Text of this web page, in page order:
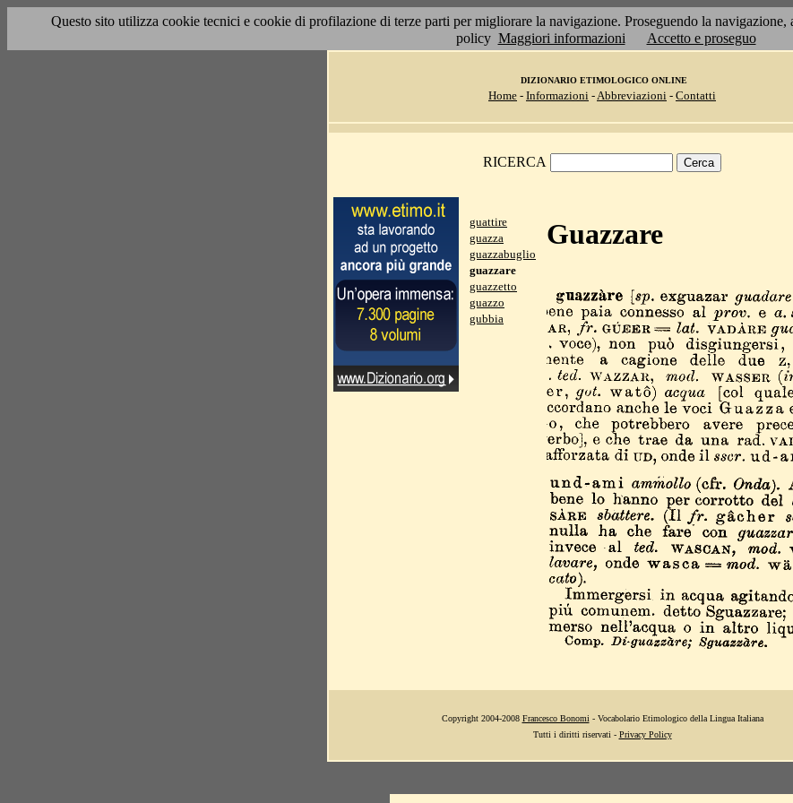
Questo sito utilizza cookie tecnici e cookie di profilazione di terze parti per migliorare la navigazione. Proseguendo la
policy Maggiori informazioni Accetto e proseguo
DIZIONARIO ETIMOLOGICO ONLINE
Home - Informazioni -Abbreviazioni - Contatti
RICERCA
guattire
guazza
guazzabuglio
guazzare
guazzetto
guazzo
gubbia
Guazzare
Copyright 2004-2008 Francesco Bonomi - Vocabolario Etimologico della Lingua Italiana
Tutti i diritti riservati - Privacy Policy